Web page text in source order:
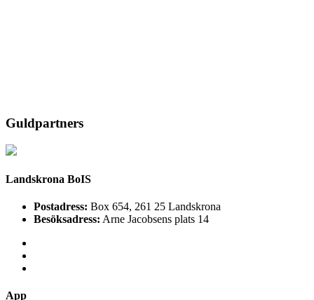
Guldpartners
Landskrona BoIS
Postadress: Box 654, 261 25 Landskrona
Besöksadress: Arne Jacobsens plats 14
App